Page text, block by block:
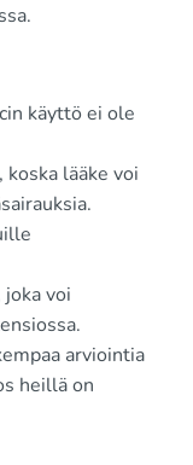
käyttö ei ole
koska lääke voi
voi
arviointia
heillä on